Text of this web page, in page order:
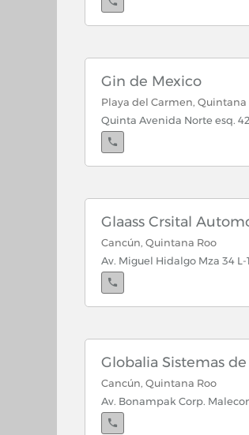
Gin de Mexico
Playa del Carmen, Quintana
Quinta Avenida Norte esq.
Glaass Crsital
Cancún, Quintana Roo
Av. Miguel Hidalgo Mza 34 L-
Globalia Sistemas
Cancún, Quintana Roo
Av. Bonampak Corp.